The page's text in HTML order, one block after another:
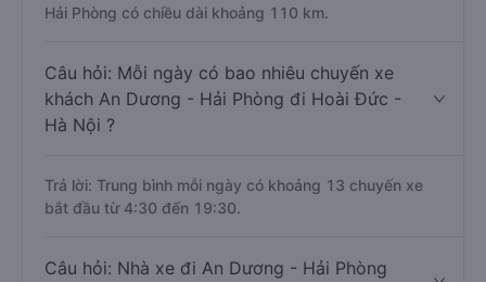
Hải Phòng có chiều dài khoảng 110 km.
Câu hỏi: Mỗi ngày có bao nhiêu chuyến xe
khách An Dương - Hải Phòng đi Hoài Đức -
Hà Nội ?
Trả lời: Trung bình mỗi ngày có khoảng 13 chuyến xe
bắt đầu từ 4:30 đến 19:30.
Câu hỏi: Nhà xe đi An Dương - Hải Phòng